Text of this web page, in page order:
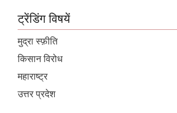
ट्रेंडिंग विषयें
मुद्रा स्फ़ीति
किसान विरोध
महाराष्ट्र
उत्तर प्रदेश